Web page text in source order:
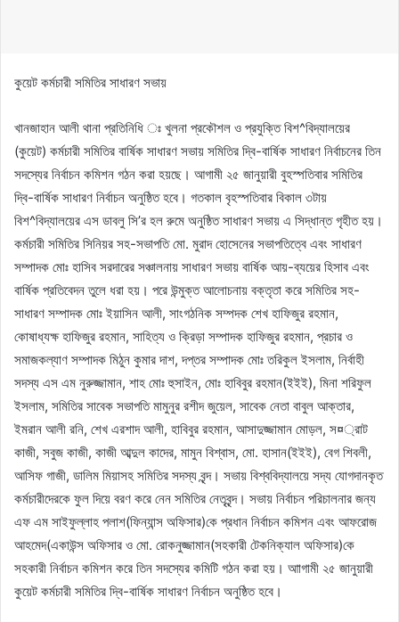
কুয়েট কর্মচারী সমিতির সাধারণ সভায়
খানজাহান আলী থানা প্রতিনিধি ঃ খুলনা প্রকৌশল ও প্রযুক্তি বিশ^বিদ্যালয়ের
(কুয়েট) কর্মচারী সমিতির বার্ষিক সাধারণ সভায় সমিতির দ্বি-বার্ষিক সাধারণ নির্বাচনের তিন
সদস্যের নির্বাচন কমিশন গঠন করা হয়ছে। আগামী ২৫ জানুয়ারী বুহস্পতিবার সমিতির
দ্বি-বার্ষিক সাধারণ নির্বাচন অনুষ্ঠিত হবে। গতকাল বৃহস্পতিবার বিকাল ৩টায়
বিশ^বিদ্যালয়ের এস ডাবলু সি’র হল রুমে অনুষ্ঠিত সাধারণ সভায় এ সিদ্ধান্ত গৃহীত হয়।
কর্মচারী সমিতির সিনিয়র সহ-সভাপতি মো. মুরাদ হোসেনের সভাপতিত্বে এবং সাধারণ
সম্পাদক মোঃ হাসিব সরদারের সঞ্চালনায় সাধারণ সভায় বার্ষিক আয়-ব্যয়ের হিসাব এবং
বার্ষিক প্রতিবেদন তুলে ধরা হয়। পরে উন্মুক্ত আলোচনায় বক্তৃতা করে সমিতির সহ-
সাধারণ সম্পাদক মোঃ ইয়াসিন আলী, সাংগঠনিক সম্পদক শেখ হাফিজুর রহমান,
কোষাধ্যক্ষ হাফিজুর রহমান, সাহিত্য ও ক্রিড়া সম্পাদক হাফিজুর রহমান, প্রচার ও
সমাজকল্যাণ সম্পাদক মিঠুন কুমার দাশ, দপ্তর সম্পাদক মোঃ তরিকুল ইসলাম, নির্বাহী
সদস্য এস এম নুরুজ্জামান, শাহ মোঃ হুসাইন, মোঃ হাবিবুর রহমান(ইইই), মিনা শরিফুল
ইসলাম, সমিতির সাবেক সভাপতি মামুনুর রশীদ জুয়েল, সাবেক নেতা বাবুল আক্তার,
ইমরান আলী রনি, শেখ এরশাদ আলী, হাবিবুর রহমান, আসাদুজ্জামান মোড়ল, স¤্রাট
কাজী, সবুজ কাজী, কাজী আব্দুল কাদের, মামুন বিশ্বাস, মো. হাসান(ইইই), বেগ শিবলী,
আসিফ গাজী, ডালিম মিয়াসহ সমিতির সদস্য বৃন্দ। সভায় বিশ্ববিদ্যালয়ে সদ্য যোগদানকৃত
কর্মচারীদেরকে ফুল দিয়ে বরণ করে নেন সমিতির নেতৃবৃন্দ। সভায় নির্বাচন পরিচালনার জন্য
এফ এম সাইফুল্লাহ পলাশ(ফিন্যান্স অফিসার)কে প্রধান নির্বাচন কমিশন এবং আফরোজ
আহমেদ(একাউন্স অফিসার ও মো. রোকনুজ্জামান(সহকারী টেকনিক্যাল অফিসার)কে
সহকারী নির্বাচন কমিশন করে তিন সদস্যের কমিটি গঠন করা হয়। আাগামী ২৫ জানুয়ারী
কুয়েট কর্মচারী সমিতির দ্বি-বার্ষিক সাধারণ নির্বাচন অনুষ্ঠিত হবে।